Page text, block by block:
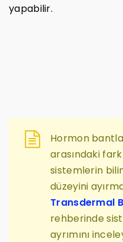
yapabilir.
Hormon
arasındaki
sistemlerin
düzeyini
Transdermal
rehberinde
ayrımını